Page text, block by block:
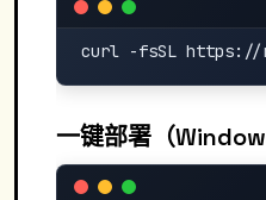
一键部署（